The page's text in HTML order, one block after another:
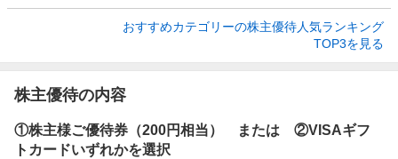
おすすめカテゴリーの株主優待人気ランキング
TOP3を見る
株主優待の内容
①株主様ご優待券（200円相当） または ②VISAギフ
トカードいずれかを選択